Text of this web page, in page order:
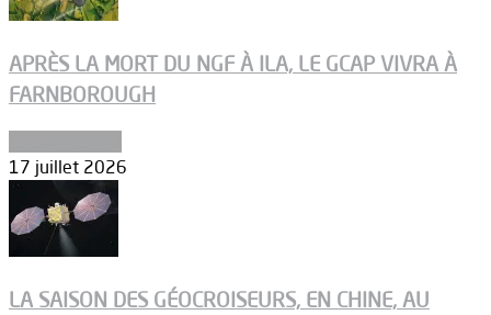
APRÈS LA MORT DU NGF À ILA, LE GCAP VIVRA À
FARNBOROUGH
17 juillet 2026
LA SAISON DES GÉOCROISEURS, EN CHINE, AU